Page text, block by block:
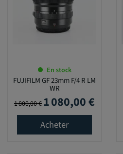
En stock
FUJIFILM GF 23mm F/4 R LM
WR
Prix de base
1 800,00 € Prix
1 080,00 €
Acheter